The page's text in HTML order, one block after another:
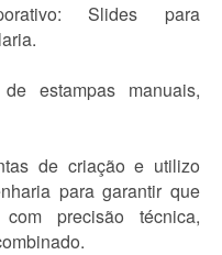
Slides para
estampas manuais,
de criação e utilizo
para garantir que
precisão técnica,